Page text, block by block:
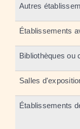
Autres
Établissements
Bibliothèques ou
Salles
Établissements